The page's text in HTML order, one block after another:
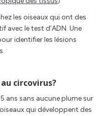
les oiseaux qui ont des
avec le test d’ADN. Une
identifier les lésions
circovirus?
ans sans aucune plume sur
qui développent des